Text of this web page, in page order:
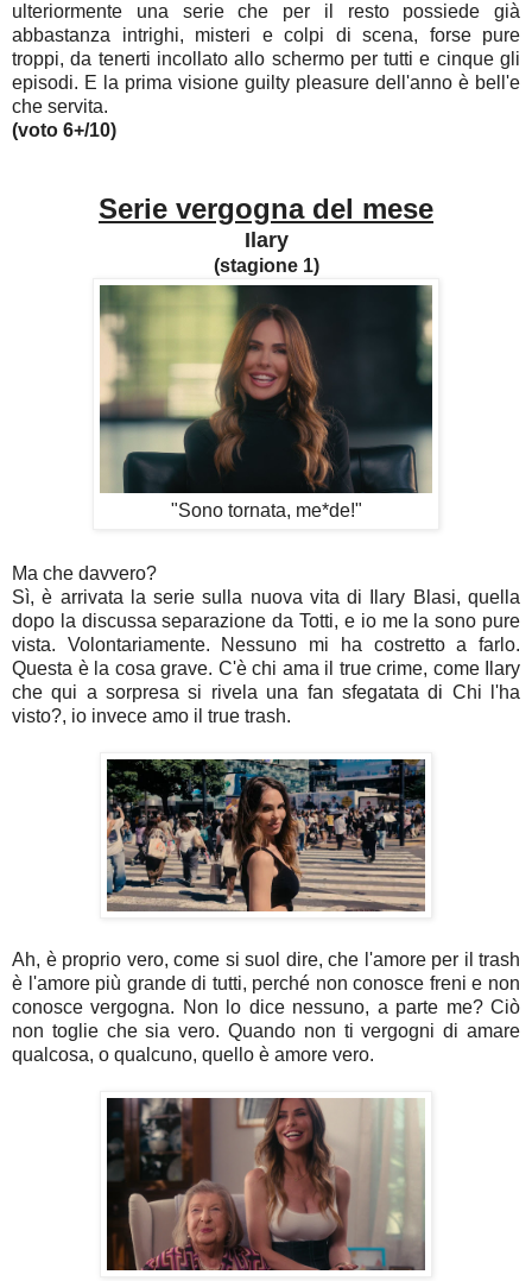
ulteriormente una serie che per il resto possiede già
abbastanza intrighi, misteri e colpi di scena, forse pure
troppi, da tenerti incollato allo schermo per tutti e cinque gli
episodi. E la prima visione guilty pleasure dell'anno è bell'e
che servita.
(voto 6+/10)
Serie vergogna del mese
Ilary
(stagione 1)
"Sono tornata, me*de!"
Ma che davvero?
Sì, è arrivata la serie sulla nuova vita di Ilary Blasi, quella
dopo la discussa separazione da Totti, e io me la sono pure
vista. Volontariamente. Nessuno mi ha costretto a farlo.
Questa è la cosa grave. C'è chi ama il true crime, come Ilary
che qui a sorpresa si rivela una fan sfegatata di Chi l'ha
visto?, io invece amo il true trash.
Ah, è proprio vero, come si suol dire, che l'amore per il trash
è l'amore più grande di tutti, perché non conosce freni e non
conosce vergogna. Non lo dice nessuno, a parte me? Ciò
non toglie che sia vero. Quando non ti vergogni di amare
qualcosa, o qualcuno, quello è amore vero.